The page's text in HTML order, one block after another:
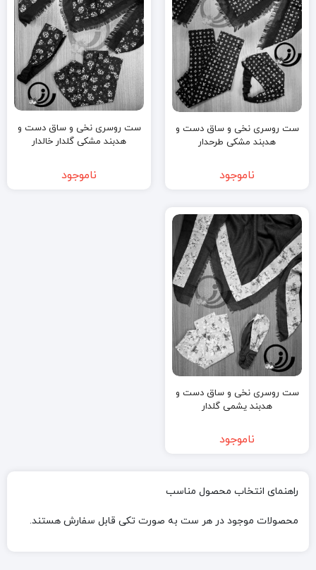
ست روسری نخی و ساق دست و
هدبند مشکی طرحدار
ناموجود
ست روسری نخی و ساق دست و
هدبند مشکی گلدار خالدار
ناموجود
ست روسری نخی و ساق دست و
هدبند یشمی گلدار
ناموجود
راهنمای انتخاب محصول مناسب
محصولات موجود در هر ست به صورت تکی قابل سفارش هستند.